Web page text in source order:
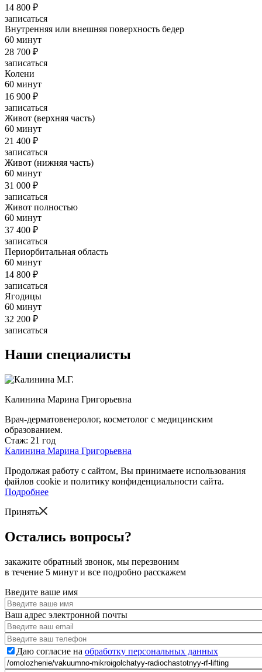
14 800 ₽
записаться
Внутренняя или внешняя поверхность бедер
60 минут
28 700 ₽
записаться
Колени
60 минут
16 900 ₽
записаться
Живот (верхняя часть)
60 минут
21 400 ₽
записаться
Живот (нижняя часть)
60 минут
31 000 ₽
записаться
Живот полностью
60 минут
37 400 ₽
записаться
Периорбитальная область
60 минут
14 800 ₽
записаться
Ягодицы
60 минут
32 200 ₽
записаться
Наши специалисты
Калинина Марина Григорьевна
Врач-дерматовенеролог, косметолог с медицинским
образованием.
Стаж: 21 год
Калинина Марина Григорьевна
Продолжая работу с сайтом, Вы принимаете использования
файлов cookie и политику конфиденциальности сайта.
Подробнее
Принять
Остались вопросы?
закажите обратный звонок, мы перезвоним
в течение 5 минут и все подробно расскажем
Введите ваше имя
Ваш адрес электронной почты
Даю согласие на обработку персональных данных